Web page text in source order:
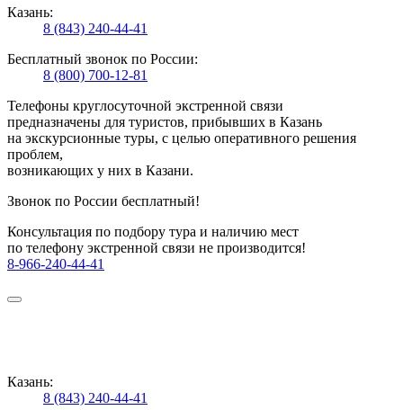
Казань:
8 (843) 240-44-41
Бесплатный звонок по России:
8 (800) 700-12-81
Телефоны круглосуточной экстренной связи
предназначены для туристов, прибывших в Казань
на экскурсионные туры, с целью оперативного решения
проблем,
возникающих у них в Казани.
Звонок по России бесплатный!
Консультация по подбору тура и наличию мест
по телефону экстренной связи не производится!
8-966-240-44-41
Казань:
8 (843) 240-44-41